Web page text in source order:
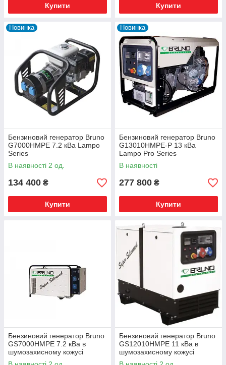
Купити Купити
Новинка
Бензиновий генератор Bruno
G7000HMPE 7.2 кВа Lampo
Series
В наявності 2 од.
134 400 ₴
Купити
Новинка
Бензиновий генератор Bruno
G13010HMPE-P 13 кВа
Lampo Pro Series
В наявності
277 800 ₴
Купити
Бензиновий генератор Bruno
GS7000HMPE 7.2 кВа в
шумозахисному кожусі
Lampo Quiet Series
Бензиновий генератор Bruno
GS12010HMPE 11 кВа в
шумозахисному кожусі
Lampo Quiet Series